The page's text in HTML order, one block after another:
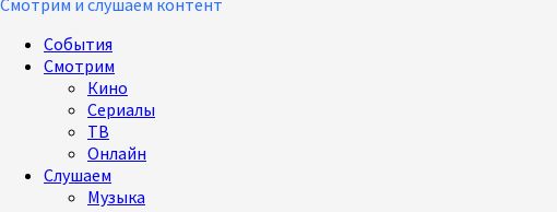
Смотрим и слушаем контент
Основное
меню
События
Смотрим
Кино
Сериалы
ТВ
Онлайн
Слушаем
Музыка